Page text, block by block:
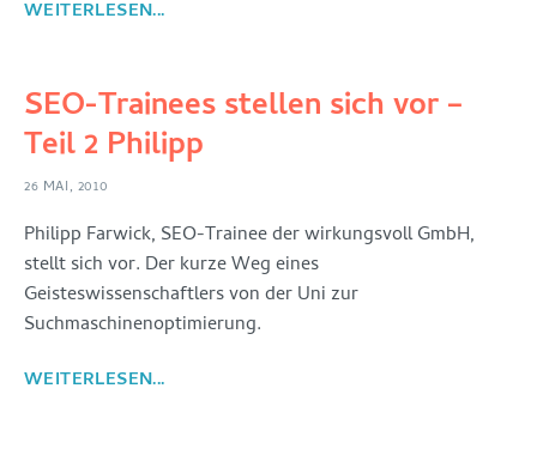
WEITERLESEN...
SEO-Trainees stellen sich vor –
Teil 2 Philipp
26 MAI, 2010
Philipp Farwick, SEO-Trainee der wirkungsvoll GmbH,
stellt sich vor. Der kurze Weg eines
Geisteswissenschaftlers von der Uni zur
Suchmaschinenoptimierung.
WEITERLESEN...